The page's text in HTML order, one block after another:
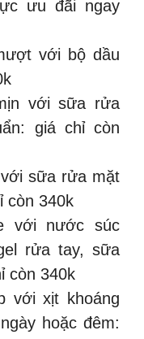
ưu đãi ngay
với bộ dầu
với sữa rửa
giá chỉ còn
sữa rửa mặt
còn 340k
với nước súc
rửa tay, sữa
còn 340k
với xịt khoáng
hoặc đêm: